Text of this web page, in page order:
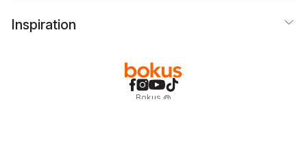
Inspiration
Bokus @